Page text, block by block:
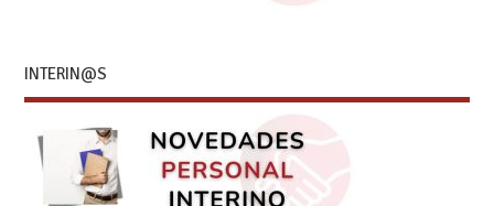
INTERIN@S